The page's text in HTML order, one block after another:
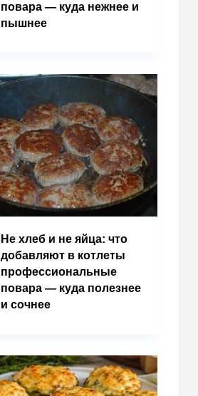
повара — куда нежнее и
пышнее
Не хлеб и не яйца: что
добавляют в котлеты
профессиональные
повара — куда полезнее
и сочнее